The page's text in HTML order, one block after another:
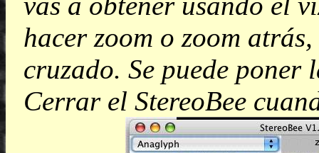
hacer zoom o zoom
cruzado. Se puede
Cerrar el StereoBee